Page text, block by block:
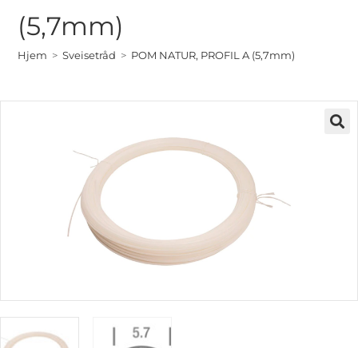
(5,7mm)
Hjem > Sveisetråd > POM NATUR, PROFIL A (5,7mm)